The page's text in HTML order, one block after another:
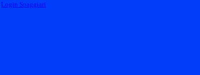
Login Spaggiari